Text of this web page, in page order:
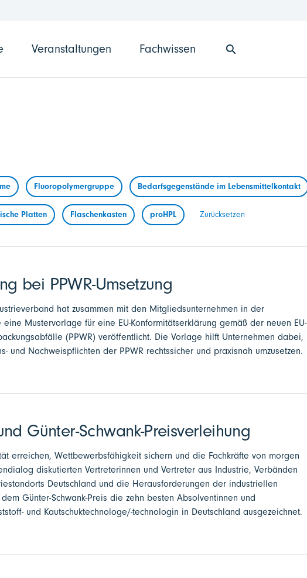
Veranstaltungen Fachwissen
Fluoropolymergruppe Bedarfsgegenstände im Lebensmittelkontakt
Platten Flaschenkasten proHPL Zurücksetzen
bei PPWR-Umsetzung
hat zusammen mit den Mitgliedsunternehmen in der
eine Mustervorlage für eine EU-Konformitätserklärung gemäß der neuen EU-
(PPWR) veröffentlicht. Die Vorlage hilft Unternehmen dabei,
und Nachweispflichten der PPWR rechtssicher und praxisnah umzusetzen.
Günter-Schwank-Preisverleihung
erreichen, Wettbewerbsfähigkeit sichern und die Fachkräfte von morgen
diskutierten Vertreterinnen und Vertreter aus Industrie, Verbänden
Deutschland und die Herausforderungen der industriellen
Günter-Schwank-Preis die zehn besten Absolventinnen und
und Kautschuktechnologe/-technologin in Deutschland ausgezeichnet.